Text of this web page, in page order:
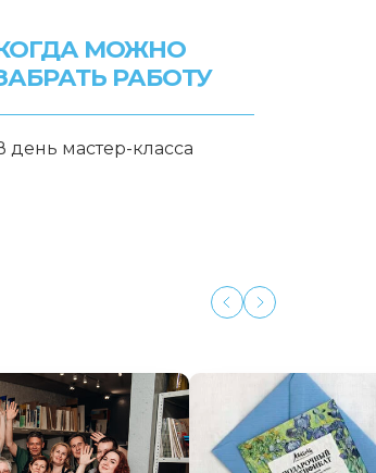
МОЖНО
РАБОТУ
день мастер-класса